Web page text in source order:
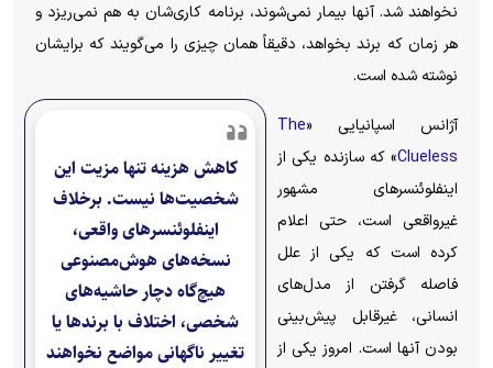
نخواهند شد. آنها بیمار نمی‌شوند، برنامه کاری‌شان به هم نمی‌ریزد و
هر زمان که برند بخواهد، دقیقاً همان چیزی را می‌گویند که برایشان
نوشته شده است.
کاهش هزینه تنها مزیت این
شخصیت‌ها نیست. برخلاف
اینفلوئنسر‌های واقعی،
نسخه‌های هوش‌مصنوعی
هیچ‌گاه دچار حاشیه‌های
شخصی، اختلاف با برند‌ها یا
تغییر ناگهانی مواضع نخواهند
آژانس اسپانیایی «The
Clueless» که سازنده یکی از
اینفلوئنسر‌های مشهور
غیرواقعی است، حتی اعلام
کرده است که یکی از علل
فاصله گرفتن از مدل‌های
انسانی، غیرقابل پیش‌بینی
بودن آنها است. امروز یکی از